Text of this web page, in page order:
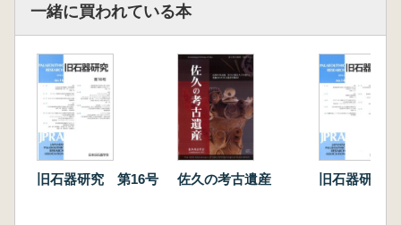
一緒に買われている本
旧石器研究 第16号 佐久の考古遺産 旧石器研究